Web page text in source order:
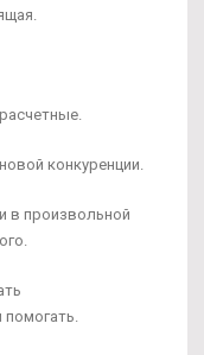
конкуренции.
в произвольной